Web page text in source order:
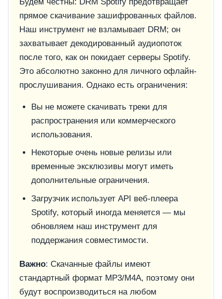
прямое скачивание зашифрованных файлов.
Наш инструмент не взламывает DRM; он
захватывает декодированный аудиопоток
после того, как он покидает серверы Spotify.
Это абсолютно законно для личного офлайн-
прослушивания. Однако есть ограничения:
Вы не можете скачивать треки для
распространения или коммерческого
использования.
Некоторые очень новые релизы или
временные эксклюзивы могут иметь
дополнительные ограничения.
Загрузчик использует API веб-плеера
Spotify, который иногда меняется — мы
обновляем наш инструмент для
поддержания совместимости.
Важно: Скачанные файлы имеют
стандартный формат MP3/M4A, поэтому они
будут воспроизводиться на любом